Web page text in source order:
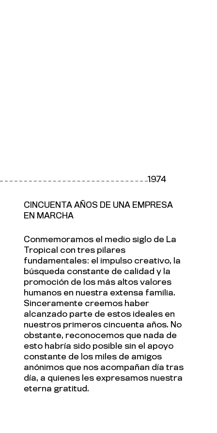
Conmemoramos el medio siglo de La
Tropical con tres pilares
fundamentales: el impulso creativo, la
búsqueda constante de calidad y la
promoción de los más altos valores
humanos en nuestra extensa familia.
Sinceramente creemos haber
alcanzado parte de estos ideales en
nuestros primeros cincuenta años. No
obstante, reconocemos que nada de
esto habría sido posible sin el apoyo
constante de los miles de amigos
anónimos que nos acompañan día tras
día, a quienes les expresamos nuestra
eterna gratitud.
CINCUENTA AÑOS DE UNA EMPRESA
EN MARCHA
1974